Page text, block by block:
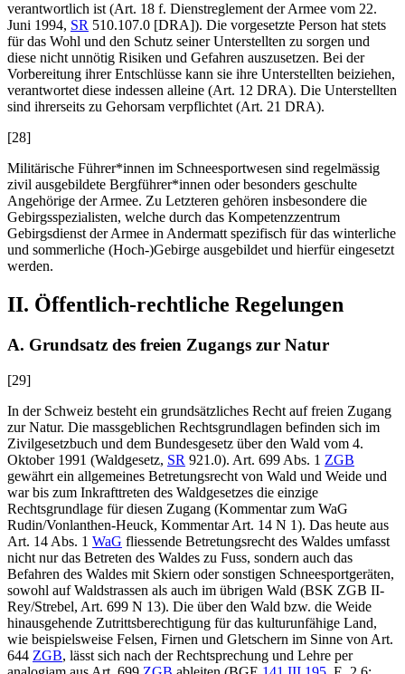
verantwortlich ist (Art. 18 f. Dienstreglement der Armee vom 22.
Juni 1994, SR 510.107.0 [DRA]). Die vorgesetzte Person hat stets
für das Wohl und den Schutz seiner Unterstellten zu sorgen und
diese nicht unnötig Risiken und Gefahren auszusetzen. Bei der
Vorbereitung ihrer Entschlüsse kann sie ihre Unterstellten beiziehen,
verantwortet diese indessen alleine (Art. 12 DRA). Die Unterstellten
sind ihrerseits zu Gehorsam verpflichtet (Art. 21 DRA).
[28]
Militärische Führer*innen im Schneesportwesen sind regelmässig
zivil ausgebildete Bergführer*innen oder besonders geschulte
Angehörige der Armee. Zu Letzteren gehören insbesondere die
Gebirgsspezialisten, welche durch das Kompetenzzentrum
Gebirgsdienst der Armee in Andermatt spezifisch für das winterliche
und sommerliche (Hoch-)Gebirge ausgebildet und hierfür eingesetzt
werden.
II. Öffentlich-rechtliche Regelungen
A. Grundsatz des freien Zugangs zur Natur
[29]
In der Schweiz besteht ein grundsätzliches Recht auf freien Zugang
zur Natur. Die massgeblichen Rechtsgrundlagen befinden sich im
Zivilgesetzbuch und dem Bundesgesetz über den Wald vom 4.
Oktober 1991 (Waldgesetz, SR 921.0). Art. 699 Abs. 1 ZGB
gewährt ein allgemeines Betretungsrecht von Wald und Weide und
war bis zum Inkrafttreten des Waldgesetzes die einzige
Rechtsgrundlage für diesen Zugang (Kommentar zum WaG
Rudin/Vonlanthen-Heuck, Kommentar Art. 14 N 1). Das heute aus
Art. 14 Abs. 1 WaG fliessende Betretungsrecht des Waldes umfasst
nicht nur das Betreten des Waldes zu Fuss, sondern auch das
Befahren des Waldes mit Skiern oder sonstigen Schneesportgeräten,
sowohl auf Waldstrassen als auch im übrigen Wald (BSK ZGB II-
Rey/Strebel, Art. 699 N 13). Die über den Wald bzw. die Weide
hinausgehende Zutrittsberechtigung für das kulturunfähige Land,
wie beispielsweise Felsen, Firnen und Gletschern im Sinne von Art.
644 ZGB, lässt sich nach der Rechtsprechung und Lehre per